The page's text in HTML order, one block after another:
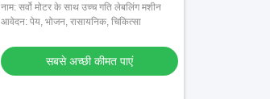
नाम: सर्वो मोटर के साथ उच्च गति लेबलिंग मशीन
आवेदन: पेय, भोजन, रासायनिक, चिकित्सा
सबसे अच्छी कीमत पाएं